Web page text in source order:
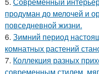
продуман до мелочей и
повседневной жизни.
6. Зимний период
комнатных растений
7. Коллекция разных